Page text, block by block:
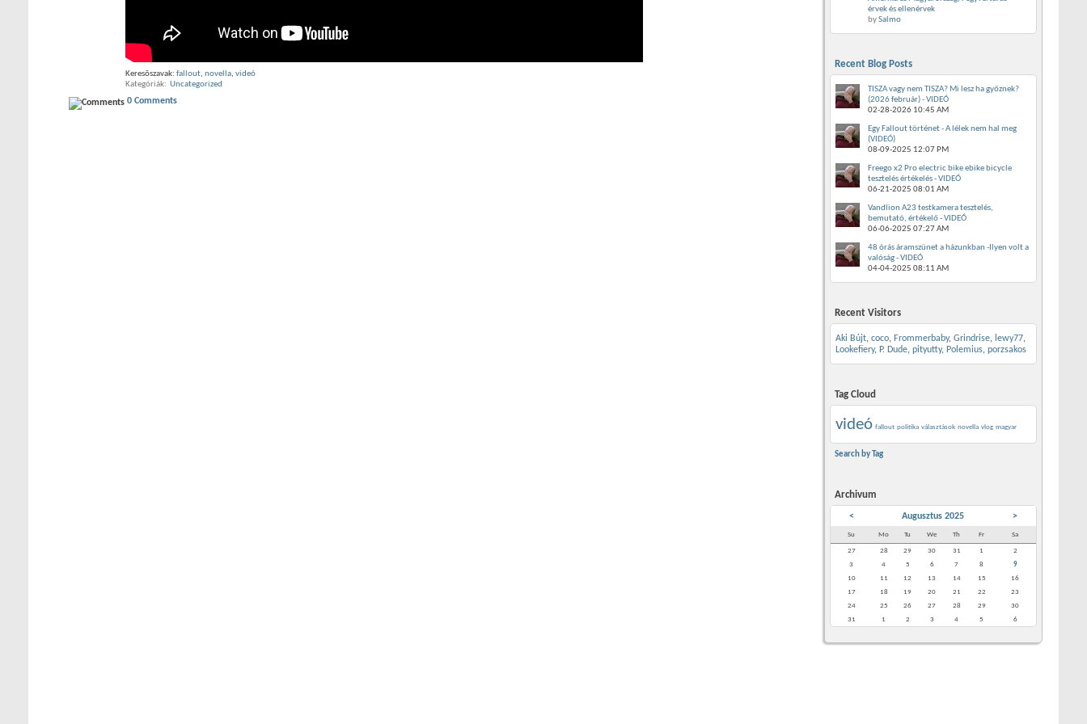
Keresõszavak: fallout, novella, videó
Kategóriák
Uncategorized
0 Comments
érvek és ellenérvek
bySalmo
Recent Blog Posts
TISZA vagy nem TISZA? Mi lesz ha győznek?
(2026 február) - VIDEÓ
02-28-2026 10:45 AM
Egy Fallout történet - A lélek nem hal meg
(VIDEÓ)
08-09-2025 12:07 PM
Freego x2 Pro electric bike ebike bicycle
tesztelés értékelés - VIDEÓ
06-21-2025 08:01 AM
Vandlion A23 testkamera tesztelés,
bemutató, értékelő - VIDEÓ
06-06-2025 07:27 AM
48 órás áramszünet a házunkban -Ilyen volt a
valóság - VIDEÓ
04-04-2025 08:11 AM
Recent Visitors
Aki Bújt, coco, Frommerbaby, Grindrise, lewy77,
Lookefiery, P. Dude, pityutty, Polemius, porzsakos
Tag Cloud
videó fallout politika választások novella vlog magyar
Search by Tag
Archivum
< Augusztus 2025 >
Su Mo Tu We Th Fr Sa
27 28 29 30 31 1
2
3
4 5 6 7 8
9
10
11 12 13 14 15
16
17
18 19 20 21 22
23
24
25 26 27 28 29
30
31
1 2 3 4 5 6